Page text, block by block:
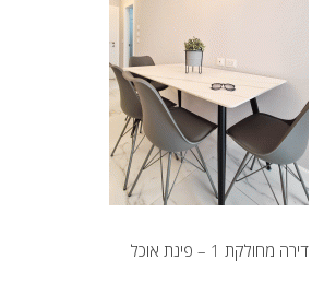
דירה מחולקת 1 – פינת אוכל